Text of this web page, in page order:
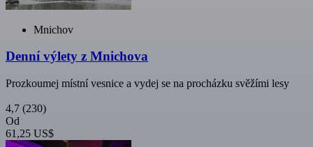
Mnichov
Denní výlety z Mnichova
Prozkoumej místní vesnice a vydej se na procházku svěžími lesy
4,7 (230)
Od
61,25 US$